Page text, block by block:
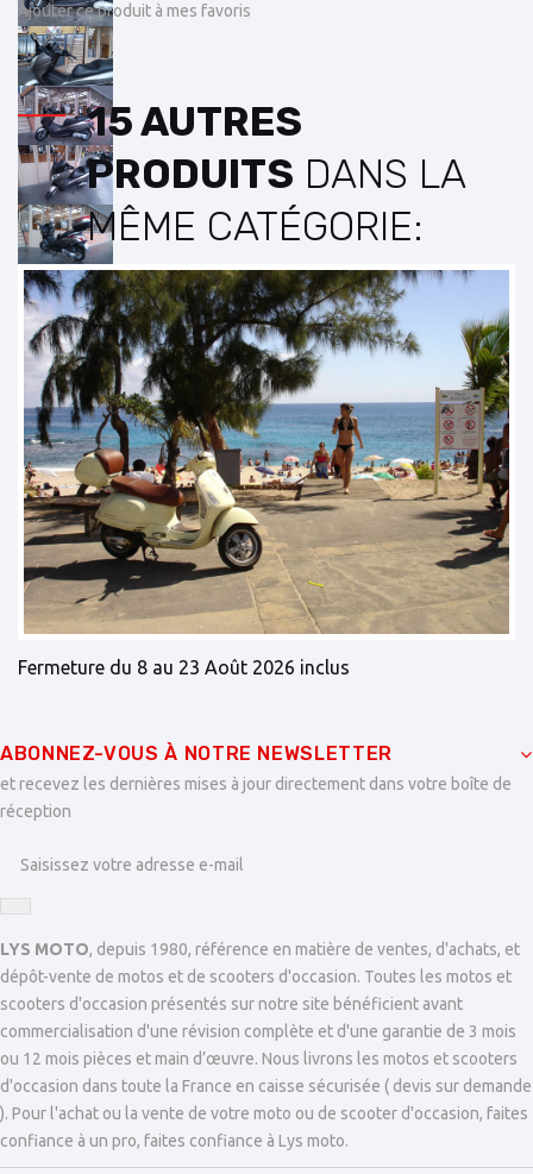
Ajouter ce produit à mes favoris
15 AUTRES
PRODUITS DANS LA
MÊME CATÉGORIE:
Fermeture du 8 au 23 Août 2026 inclus
ABONNEZ-VOUS À NOTRE NEWSLETTER
et recevez les dernières mises à jour directement dans votre boîte de
réception
LYS MOTO, depuis 1980, référence en matière de ventes, d'achats, et
dépôt-vente de motos et de scooters d'occasion. Toutes les motos et
scooters d'occasion présentés sur notre site bénéficient avant
commercialisation d'une révision complète et d'une garantie de 3 mois
ou 12 mois pièces et main d’œuvre. Nous livrons les motos et scooters
d'occasion dans toute la France en caisse sécurisée ( devis sur demande
). Pour l'achat ou la vente de votre moto ou de scooter d'occasion, faites
confiance à un pro, faites confiance à Lys moto.